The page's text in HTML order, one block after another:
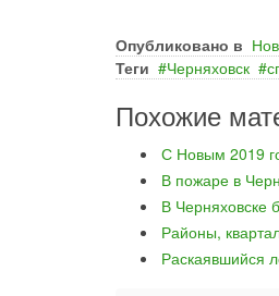
Опубликовано в
Теги
Черняховск
Похожие
С Новым 2019
В пожаре в
В Черняховске
Районы,
Раскаявшийся